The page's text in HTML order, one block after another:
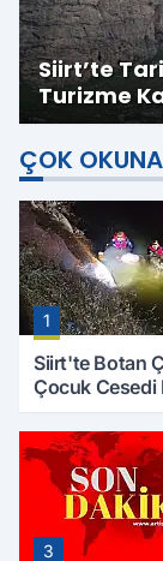
Siirt’te
Turizme
ÇOK
1
Siirt'te Botan
Çocuk Cesedi
Çalışmaları
3